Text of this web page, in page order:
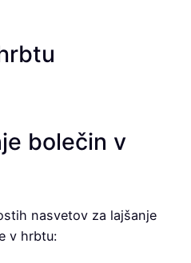
bolečin v
nasvetov za lajšanje
v hrbtu: